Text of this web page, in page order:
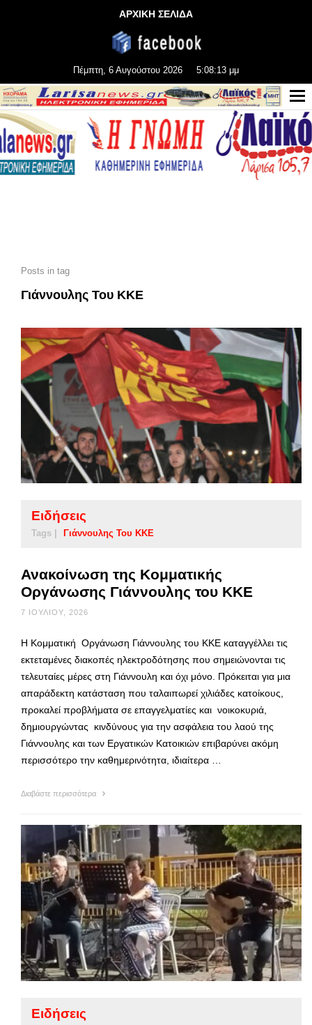
ΑΡΧΙΚΗ ΣΕΛΙΔΑ
Πέμπτη, 6 Αυγούστου 2026 5:08:13 μμ
Posts in tag
Γιάννουλης Του ΚΚΕ
Ειδήσεις
Tags | Γιάννουλης Του ΚΚΕ
Ανακοίνωση της Κομματικής
Οργάνωσης Γιάννουλης του ΚΚΕ
7 ΙΟΥΛΊΟΥ, 2026
Η Κομματική Οργάνωση Γιάννουλης του ΚΚΕ καταγγέλλει τις
εκτεταμένες διακοπές ηλεκτροδότησης που σημειώνονται τις
τελευταίες μέρες στη Γιάννουλη και όχι μόνο. Πρόκειται για μια
απαράδεκτη κατάσταση που ταλαιπωρεί χιλιάδες κατοίκους,
προκαλεί προβλήματα σε επαγγελματίες και νοικοκυριά,
δημιουργώντας κινδύνους για την ασφάλεια του λαού της
Γιάννουλης και των Εργατικών Κατοικιών επιβαρύνει ακόμη
περισσότερο την καθημερινότητα, ιδιαίτερα …
Διαβάστε περισσότερα
Ειδήσεις